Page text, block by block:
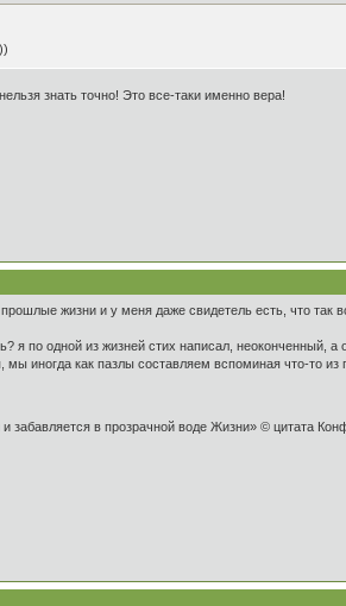
знать точно! Это все-таки именно вера!
жизни и у меня даже свидетель есть, что так
я по одной из жизней стих написал, неоконченный,
мы иногда как пазлы составляем вспоминая что-то
забавляется в прозрачной воде Жизни» © цитата